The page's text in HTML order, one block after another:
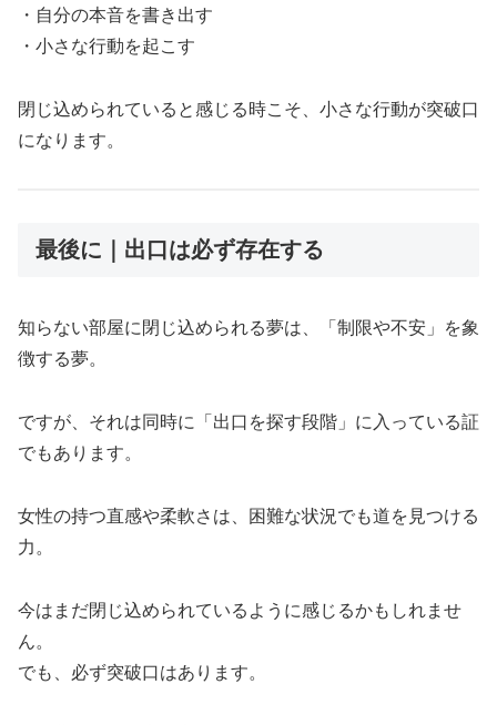
・自分の本音を書き出す
・小さな行動を起こす
閉じ込められていると感じる時こそ、小さな行動が突破口
になります。
最後に｜出口は必ず存在する
知らない部屋に閉じ込められる夢は、「制限や不安」を象
徴する夢。
ですが、それは同時に「出口を探す段階」に入っている証
でもあります。
女性の持つ直感や柔軟さは、困難な状況でも道を見つける
力。
今はまだ閉じ込められているように感じるかもしれませ
ん。
でも、必ず突破口はあります。